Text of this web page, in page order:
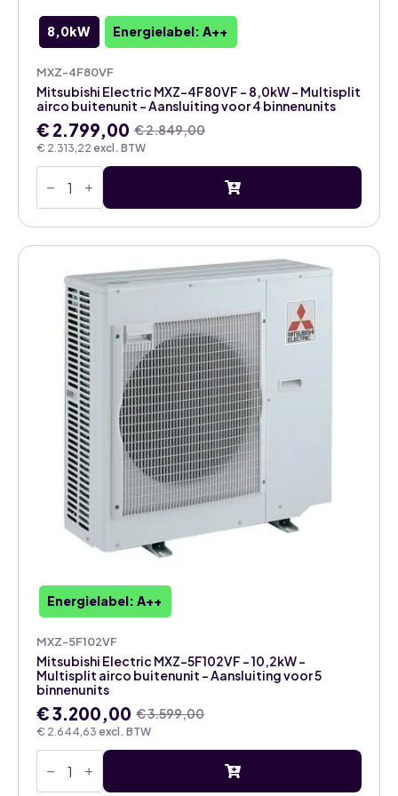
8,0kW Energielabel: A++
MXZ-4F80VF
€ 2.313,22 excl. BTW
Mitsubishi Electric MXZ-4F80VF – 8,0kW – Multisplit
airco buitenunit – Aansluiting voor 4 binnenunits
€2.849,00
Oorspronkelijke
prijs
was:
€ 2.849,00.
€ 2.799,00
Huidige
prijs
€ 2.799,00.
Mitsubishi
Electric
4F80VF
-
8,0kW
Multisplit
airco
buitenunit
Aansluiting
voor
binnenunits
aantal
Energielabel: A++
MXZ-5F102VF
€ 2.644,63 excl. BTW
Mitsubishi Electric MXZ-5F102VF – 10,2kW –
Multisplit airco buitenunit – Aansluiting voor 5
binnenunits
€3.599,00
Oorspronkelijke
prijs
was:
€ 3.599,00.
€3.200,00
Huidige
prijs
€ 3.200,00.
Mitsubishi
Electric